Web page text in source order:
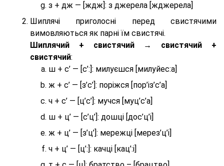
з + дж — [ждж]: з джерела [жджерела]
Шиплячі приголосні перед свистячими
вимовляються як парні їм свистячі.
Шиплячий + свистячий → свистячий +
свистячий:
ш + с’ — [с’:]: милуєшся [милуйес:а]
ж + с’ — [з’с’]: поріжся [пор’із’с’а]
ч + с’ — [ц’с’]: мучся [муц’с’а]
ш + ц’ — [с’ц’]: дошці [дос’ц’і]
ж + ц’ — [з’ц’]: мережці [мерез’ц’і]
ч + ц’ — [ц’:]: качці [кац’:і]